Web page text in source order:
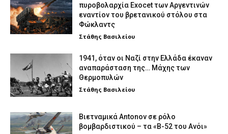
πυροβολαρχία Exocet των Αργεντινών
εναντίον του βρετανικού στόλου στα
Φώκλαντς
Στάθης Βασιλείου
1941, όταν οι Ναζί στην Ελλάδα έκαναν
αναπαράσταση της… Μάχης των
Θερμοπυλών
Στάθης Βασιλείου
Βιετναμικά Antonov σε ρόλο
βομβαρδιστικού – τα «Β-52 του Ανόι»